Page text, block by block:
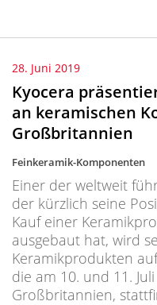
28. Juni 2019
Kyocera
an keramischen
Großbritannien
Feinkeramik-Komponenten
Einer der weltweit
der kürzlich seine
Kauf einer
ausgebaut hat, wird
Keramikprodukten
die am 10. und 11.
Großbritannien,